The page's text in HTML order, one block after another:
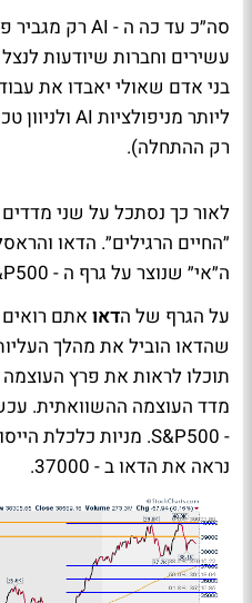
סה״כ עד כה ה - AI רק מגביר
עשירים וחברות שיודעות
בני אדם שאולי יאבדו את
ליותר מניפולציות AI ולניוון
רק ההתחלה).
לאור כך נסתכל על שני
ה״אי״ שנוצר על גרף ה -
על הגרף של הדאואתם
שהדאו הוביל את מהלך
תוכלו לראות את פרץ
מדד העוצמה ההשוואתית.
-
S&P500. מניות כלכלת
נראה את הדאו ב - 37000.